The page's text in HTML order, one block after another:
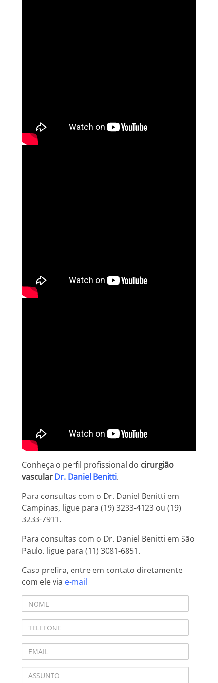
Conheça o perfil profissional do cirurgião
vascular Dr. Daniel Benitti.
Para consultas com o Dr. Daniel Benitti em
Campinas, ligue para (19) 3233-4123 ou (19)
3233-7911.
Para consultas com o Dr. Daniel Benitti em São
Paulo, ligue para (11) 3081-6851.
Caso prefira, entre em contato diretamente
com ele via e-mail